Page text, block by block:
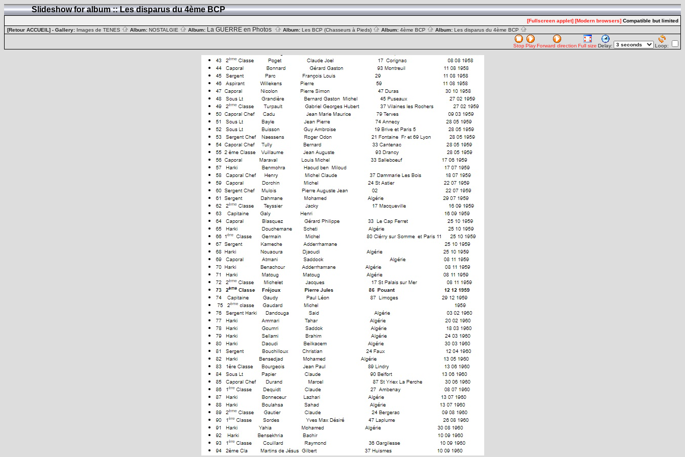
Slideshow for album :: Les disparus du 4ème BCP
[Fullscreen applet] [Modern browsers] Compatible but limited
[Retour ACCUEIL] - Gallery: Images de TENES Album: NOSTALGIE Album: La GUERRE en Photos Album: Les BCP (Chasseurs à Pieds) Album: 4ème BCP Album: Les disparus du 4ème BCP
Stop PlayForward direction Full size Delay: Loop: